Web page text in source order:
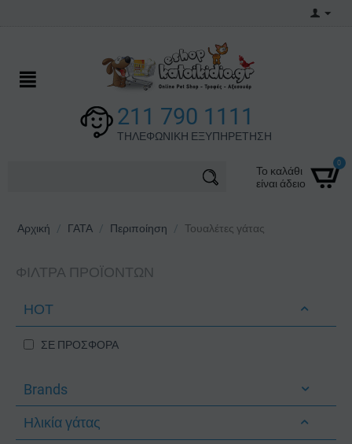
211 790 1111
ΤΗΛΕΦΩΝΙΚΗ ΕΞΥΠΗΡΕΤΗΣΗ
Το καλάθι
είναι άδειο
0
Αρχική / ΓΑΤΑ / Περιποίηση / Τουαλέτες γάτας
ΦΊΛΤΡΑ ΠΡΟΪΌΝΤΩΝ
ΗΟΤ
ΣΕ ΠΡΟΣΦΟΡΑ
Brands
Ηλικία γάτας